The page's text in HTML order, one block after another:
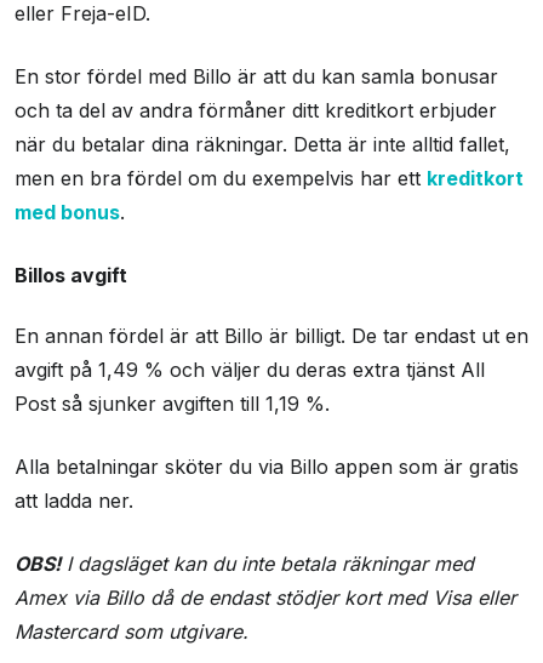
eller Freja-eID.
En stor fördel med Billo är att du kan samla bonusar
och ta del av andra förmåner ditt kreditkort erbjuder
när du betalar dina räkningar. Detta är inte alltid fallet,
men en bra fördel om du exempelvis har ett kreditkort
med bonus.
Billos avgift
En annan fördel är att Billo är billigt. De tar endast ut en
avgift på 1,49 % och väljer du deras extra tjänst All
Post så sjunker avgiften till 1,19 %.
Alla betalningar sköter du via Billo appen som är gratis
att ladda ner.
OBS!I dagsläget kan du inte betala räkningar med
Amex via Billo då de endast stödjer kort med Visa eller
Mastercard som utgivare.